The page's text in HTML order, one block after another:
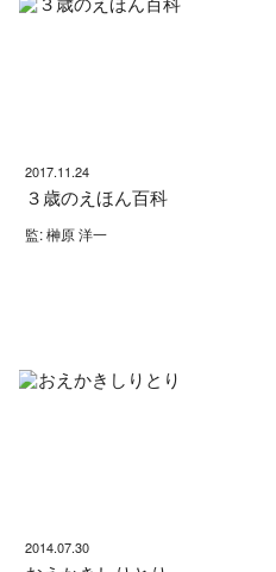
2017.11.24
３歳のえほん百科
監: 榊原 洋一
2014.07.30